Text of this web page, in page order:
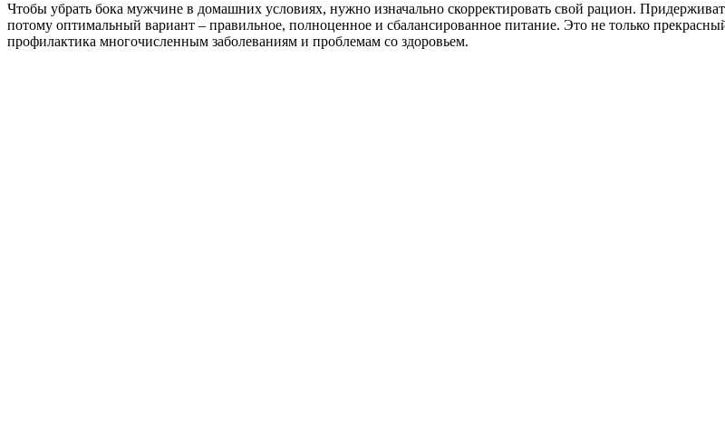
Чтобы убрать бока мужчине в домашних условиях, нужно изначально скорректировать свой рацион.
потому оптимальный вариант – правильное, полноценное и сбалансированное питание. Это не только
профилактика многочисленным заболеваниям и проблемам со здоровьем.